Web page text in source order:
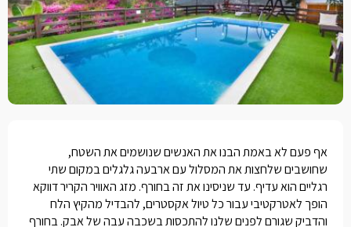
אף פעם לא באמת הבנו את האנשים שנושמים את השטח,
שחושבים שלחצות את המסלול עם ארבעה גלגלים במקום שתי
רגליים הוא עדיף. עד שניסינו את זה בחורף. מזג האוויר הקריר דווקא
הופך לאטרקטיבי עבור כל טיול אקסטרים, להבדיל מהקיץ הלח
והדביק שגורם לפנים שלנו להתכסות בשכבה עבה של אבק. בחורף